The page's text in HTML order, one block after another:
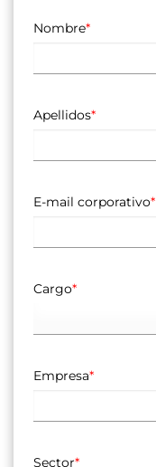
Nombre*
Apellidos*
E-mail corporativo*
Cargo*
Empresa*
Sector*